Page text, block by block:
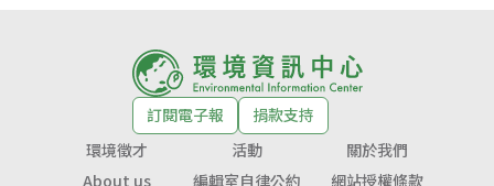
訂閱電子報
捐款支持
環境徵才
活動
關於我們
About us
編輯室自律公約 網站授權條款